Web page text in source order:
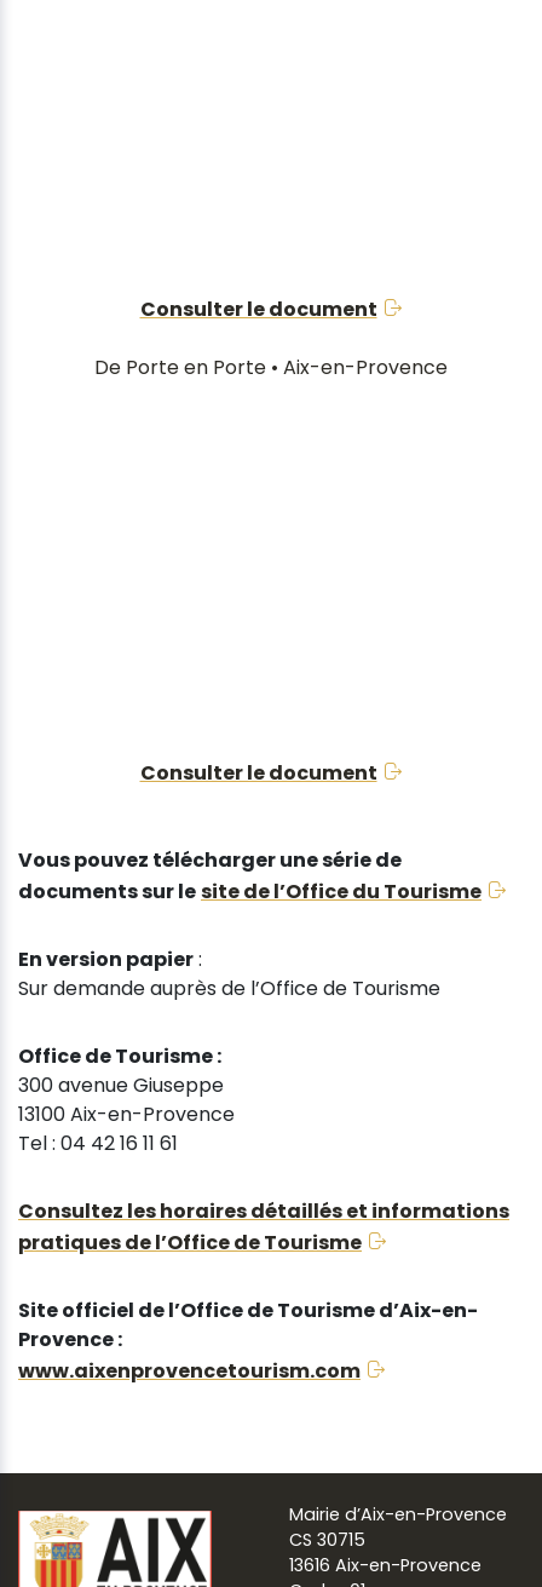
Consulter le document
De Porte en Porte • Aix-en-Provence
Consulter le document
Vous pouvez télécharger une série de
documents sur lesite de l’Office du Tourisme
En version papier:
Sur demande auprès de l’Office de Tourisme
Office de Tourisme :
300 avenue Giuseppe
13100 Aix-en-Provence
Tel : 04 42 16 11 61
Consultez les horaires détaillés et informations
pratiques de l’Office de Tourisme
Site officiel de l’Office de Tourisme d’Aix-en-
Provence :
www.aixenprovencetourism.com
Mairie d’Aix-en-Provence
CS 30715
13616 Aix-en-Provence